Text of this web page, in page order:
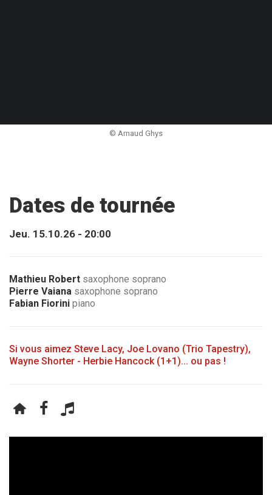
© Arnaud Ghys
Dates de tournée
Jeu. 15.10.26 - 20:00
Mathieu Robert saxophone soprano
Pierre Vaiana saxophone soprano
Fabian Fiorini piano
Si vous aimez Steve Lacy, Joe Lovano (Trio Tapestry),
Wayne Shorter - Herbie Hancock (1+1)... ou pas !